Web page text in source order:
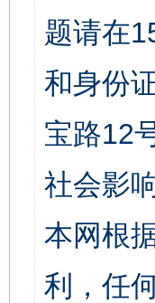
题请在
和身份
宝路12
社会影
本网根
利，任